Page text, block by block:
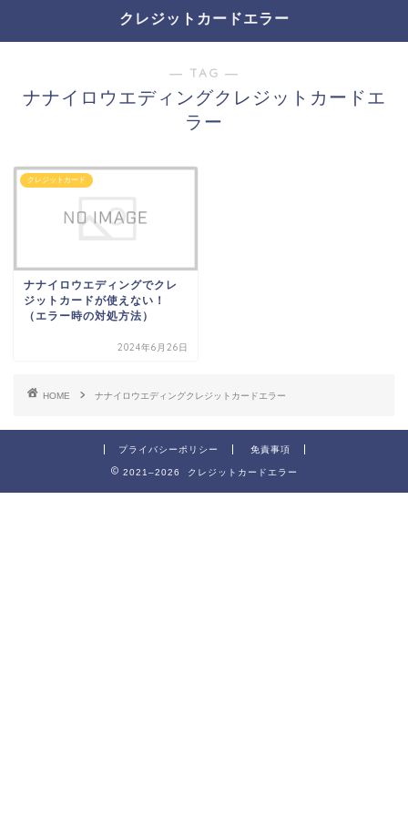
クレジットカードエラー
― TAG ―
ナナイロウエディングクレジットカードエ
ラー
クレジットカード
ナナイロウエディングでクレ
ジットカードが使えない！
（エラー時の対処方法）
2024年6月26日
HOME ナナイロウエディングクレジットカードエラー
プライバシーポリシー 免責事項
2021–2026 クレジットカードエラー